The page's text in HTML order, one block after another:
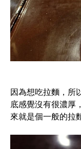
因為想吃拉麵，所
底感覺沒有很濃厚
來就是個一般的拉